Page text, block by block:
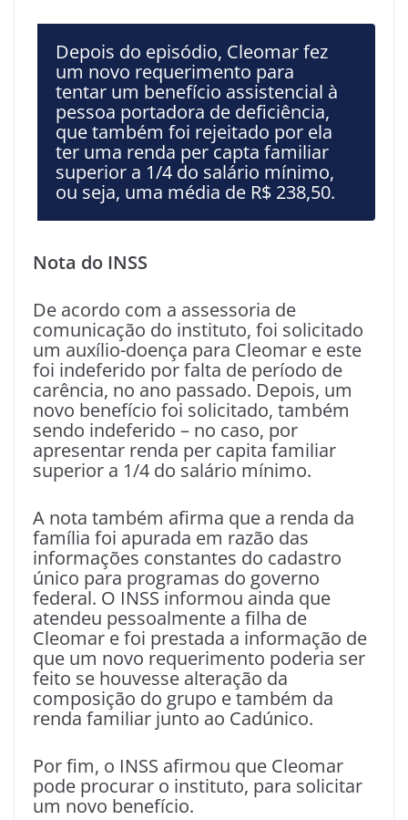
Depois do episódio, Cleomar fez
um novo requerimento para
tentar um benefício assistencial à
pessoa portadora de deficiência,
que também foi rejeitado por ela
ter uma renda per capta familiar
superior a 1/4 do salário mínimo,
ou seja, uma média de R$ 238,50.
Nota do INSS
De acordo com a assessoria de
comunicação do instituto, foi solicitado
um auxílio-doença para Cleomar e este
foi indeferido por falta de período de
carência, no ano passado. Depois, um
novo benefício foi solicitado, também
sendo indeferido – no caso, por
apresentar renda per capita familiar
superior a 1/4 do salário mínimo.
A nota também afirma que a renda da
família foi apurada em razão das
informações constantes do cadastro
único para programas do governo
federal. O INSS informou ainda que
atendeu pessoalmente a filha de
Cleomar e foi prestada a informação de
que um novo requerimento poderia ser
feito se houvesse alteração da
composição do grupo e também da
renda familiar junto ao Cadúnico.
Por fim, o INSS afirmou que Cleomar
pode procurar o instituto, para solicitar
um novo benefício.